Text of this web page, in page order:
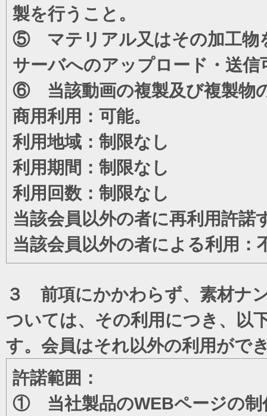
製を行うこと。
⑤ マテリアル又はその加工物
サーバへのアップロード・送信
⑥ 当該動画の複製及び複製物
商用利用：可能。
利用地域：制限なし
利用期間：制限なし
利用回数：制限なし
当該会員以外の者に再利用許諾
当該会員以外の者による利用：
３ 前項にかかわらず、素材ナ
ついては、その利用につき、以
す。会員はそれ以外の利用がで
許諾範囲：
① 当社製品のWEBページの制